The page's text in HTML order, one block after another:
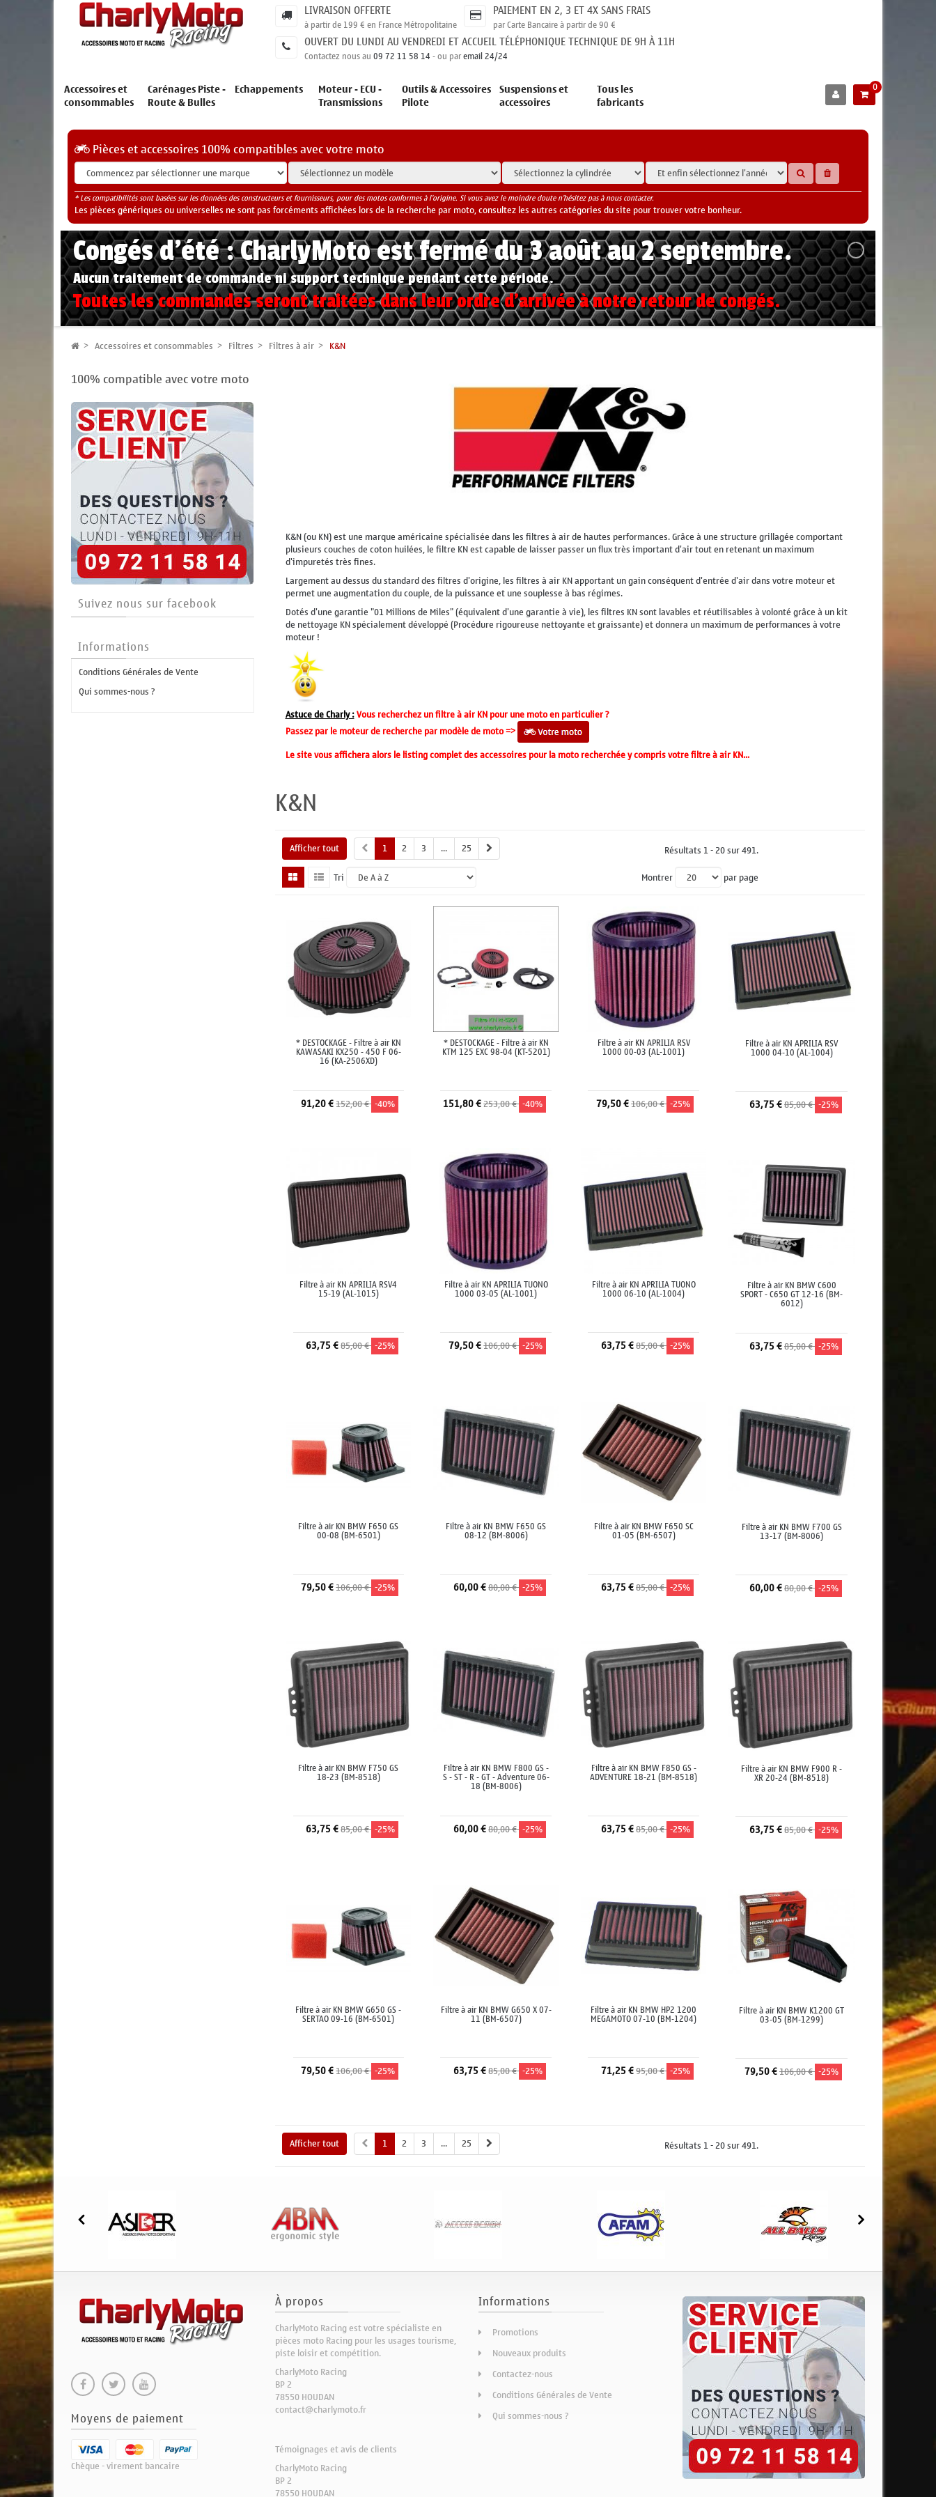
LIVRAISON OFFERTE
à partir de 199 € en France Métropolitaine
PAIEMENT EN 2, 3 ET 4X SANS FRAIS
par Carte Bancaire à partir de 90 €
OUVERT DU LUNDI AU VENDREDI ET ACCUEIL TÉLÉPHONIQUE TECHNIQUE DE 9H À 11H
Contactez nous au09 72 11 58 14- ou paremail 24/24
Accessoires et
consommables
Carénages Piste -
Route & Bulles
Echappements Moteur - ECU -
Transmissions
Outils & Accessoires
Pilote
Suspensions et
accessoires
Tous les
fabricants
0
Pièces et accessoires 100% compatibles avec votre moto
* Les compatibilités sont basées sur les données des constructeurs et fournisseurs, pour des motos conformes à l'origine. Si vous avez le moindre doute n'hésitez pas à nous contacter.
Les pièces génériques ou universelles ne sont pas forcéments affichées lors de la recherche par moto, consultez les autres catégories du site pour trouver votre bonheur.
Congés d'été : CharlyMoto est fermé du 3 août au 2 septembre.
Aucun traitement de commande ni support technique pendant cette période.
Toutes les commandes seront traitées dans leur ordre d'arrivée à notre retour de congés.
Accessoires et consommables Filtres Filtres à air K&N
100% compatible avec votre moto
Suivez nous sur facebook
Informations
Conditions Générales de Vente
Qui sommes-nous ?
K&N (ou KN) est une marque américaine spécialisée dans les filtres à air de hautes performances. Grâce à une structure grillagée comportant
plusieurs couches de coton huilées, le filtre KN est capable de laisser passer un flux très important d'air tout en retenant un maximum
d'impuretés très fines.
Largement au dessus du standard des filtres d'origine, les filtres à air KN apportant un gain conséquent d'entrée d'air dans votre moteur et
permet une augmentation du couple, de la puissance et une souplesse à bas régimes.
Dotés d'une garantie "01 Millions de Miles" (équivalent d'une garantie à vie), les filtres KN sont lavables et réutilisables à volonté grâce à un kit
de nettoyage KN spécialement développé (Procédure rigoureuse nettoyante et graissante) et donnera un maximum de performances à votre
moteur !
Astuce de Charly :Vous recherchez un filtre à air KN pour une moto en particulier ?
Passez par le moteur de recherche par modèle de moto =>
Le site vous affichera alors le listing complet des accessoires pour la moto recherchée y compris votre filtre à air KN...
K&N
Afficher tout 1 2 3 ... 25
Résultats 1 - 20 sur 491.
Tri
Montrer par page
* DESTOCKAGE - Filtre à air KN
KAWASAKI KX250 - 450 F 06-
16 (KA-2506XD)
91,20 €152,00 € -40%
* DESTOCKAGE - Filtre à air KN
KTM 125 EXC 98-04 (KT-5201)
151,80 €253,00 € -40%
Filtre à air KN APRILIA RSV
1000 00-03 (AL-1001)
79,50 €106,00 € -25%
Filtre à air KN APRILIA RSV
1000 04-10 (AL-1004)
63,75 €85,00 € -25%
Filtre à air KN APRILIA RSV4
15-19 (AL-1015)
63,75 €85,00 € -25%
Filtre à air KN APRILIA TUONO
1000 03-05 (AL-1001)
79,50 €106,00 € -25%
Filtre à air KN APRILIA TUONO
1000 06-10 (AL-1004)
63,75 €85,00 € -25%
Filtre à air KN BMW C600
SPORT - C650 GT 12-16 (BM-
6012)
63,75 €85,00 € -25%
Filtre à air KN BMW F650 GS
00-08 (BM-6501)
79,50 €106,00 € -25%
Filtre à air KN BMW F650 GS
08-12 (BM-8006)
60,00 €80,00 € -25%
Filtre à air KN BMW F650 SC
01-05 (BM-6507)
63,75 €85,00 € -25%
Filtre à air KN BMW F700 GS
13-17 (BM-8006)
60,00 €80,00 € -25%
Filtre à air KN BMW F750 GS
18-23 (BM-8518)
63,75 €85,00 € -25%
Filtre à air KN BMW F800 GS -
S - ST - R - GT - Adventure 06-
18 (BM-8006)
60,00 €80,00 € -25%
Filtre à air KN BMW F850 GS -
ADVENTURE 18-21 (BM-8518)
63,75 €85,00 € -25%
Filtre à air KN BMW F900 R -
XR 20-24 (BM-8518)
63,75 €85,00 € -25%
Filtre à air KN BMW G650 GS -
SERTAO 09-16 (BM-6501)
79,50 €106,00 € -25%
Filtre à air KN BMW G650 X 07-
11 (BM-6507)
63,75 €85,00 € -25%
Filtre à air KN BMW HP2 1200
MEGAMOTO 07-10 (BM-1204)
71,25 €95,00 € -25%
Filtre à air KN BMW K1200 GT
03-05 (BM-1299)
79,50 €106,00 € -25%
Afficher tout 1 2 3 ... 25 Résultats 1 - 20 sur 491.
Moyens de paiement
Chèque - virement bancaire
À propos
CharlyMoto Racing est votre spécialiste en
pièces moto Racing pour les usages tourisme,
piste loisir et compétition.
CharlyMoto Racing
BP 2
78550 HOUDAN
contact@charlymoto.fr
Témoignages et avis de clients
CharlyMoto Racing
BP 2
78550 HOUDAN
Informations
Promotions
Nouveaux produits
Contactez-nous
Conditions Générales de Vente
Qui sommes-nous ?